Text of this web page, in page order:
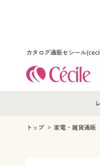
カタログ通販セシール
トップ 家電・雑貨通販